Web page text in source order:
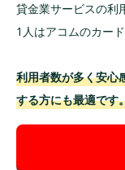
貸金業サービスの利
1人はアコムのカー
利用者数が多く安心
する方にも最適です